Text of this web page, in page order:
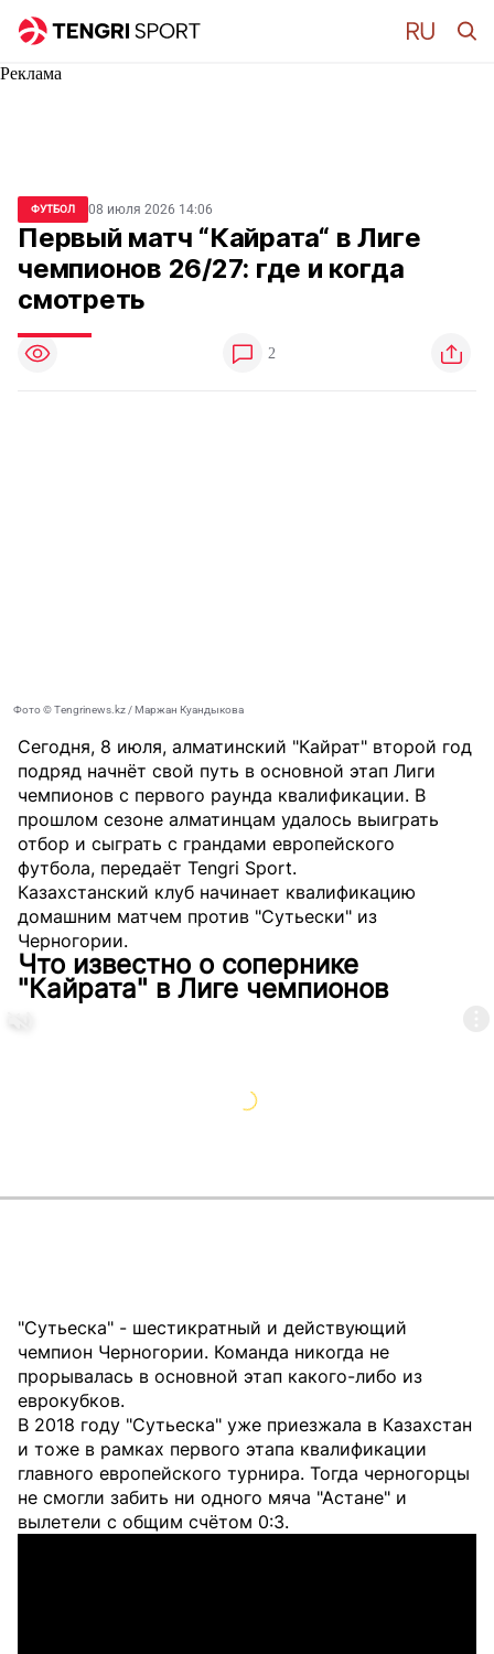
Реклама
ФУТБОЛ 08 июля 2026 14:06
Первый матч “Кайрата“ в Лиге
чемпионов 26/27: где и когда
смотреть
2
Фото © Tengrinews.kz / Маржан Куандыкова
Сегодня, 8 июля, алматинский "Кайрат" второй год
подряд начнёт свой путь в основной этап Лиги
чемпионов с первого раунда квалификации. В
прошлом сезоне алматинцам удалось выиграть
отбор и сыграть с грандами европейского
футбола, передаёт Tengri Sport.
Казахстанский клуб начинает квалификацию
домашним матчем против "Сутьески" из
Черногории.
Что известно о сопернике
"Кайрата" в Лиге чемпионов
"Сутьеска" - шестикратный и действующий
чемпион Черногории. Команда никогда не
прорывалась в основной этап какого-либо из
еврокубков.
В 2018 году "Сутьеска" уже приезжала в Казахстан
и тоже в рамках первого этапа квалификации
главного европейского турнира. Тогда черногорцы
не смогли забить ни одного мяча "Астане" и
вылетели с общим счётом 0:3.